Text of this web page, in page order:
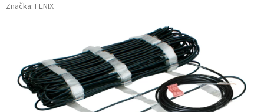
Značka: FENIX